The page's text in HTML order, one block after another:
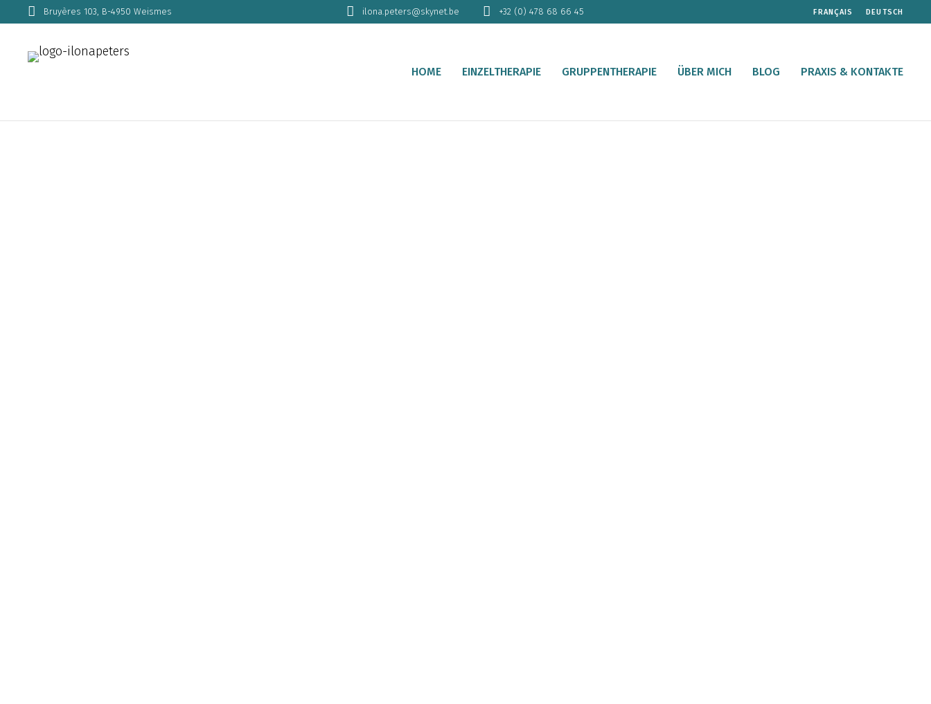
Bruyères 103, B-4950 Weismes ilona.peters@skynet.be +32 (0) 478 68 66 45 FRANÇAIS DEUTSCH
HOME EINZELTHERAPIE GRUPPENTHERAPIE ÜBER MICH BLOG PRAXIS & KONTAKTE